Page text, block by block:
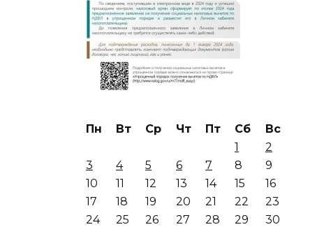
Пн Вт Ср Чт Пт Сб
Вс
1
2
3
4 5 6 7 8
9
10
11 12 13 14 15
16
17
18 19 20 21 22
23
24
25 26 27 28 29
30